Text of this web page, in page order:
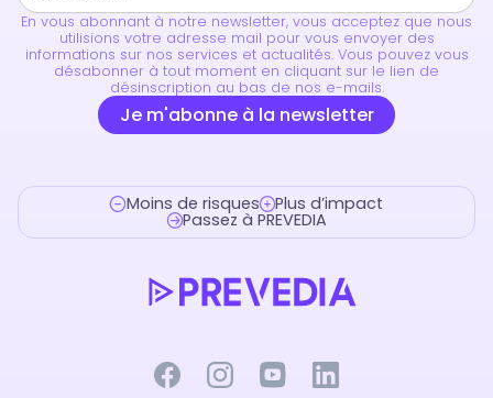
En vous abonnant à notre newsletter, vous acceptez que nous
utilisions votre adresse mail pour vous envoyer des
informations sur nos services et actualités. Vous pouvez vous
désabonner à tout moment en cliquant sur le lien de
désinscription au bas de nos e-mails.
Moins de risques Plus d’impact
Passez à PREVEDIA